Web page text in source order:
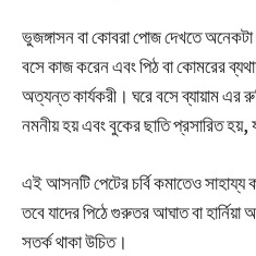
ভুজঙ্গাসন বা কোবরা পোজ দেখতে অনেকটা
বসে কাজ করেন এবং পিঠ বা কোমরের
অত্যন্ত কার্যকরী। ঘরে বসে ব্যায়াম
নমনীয় হয় এবং বুকের ছাতি প্রসারিত হয়,
এই আসনটি পেটের চর্বি কমাতেও
তবে যাদের পিঠে গুরুতর আঘাত বা
সতর্ক থাকা উচিত।